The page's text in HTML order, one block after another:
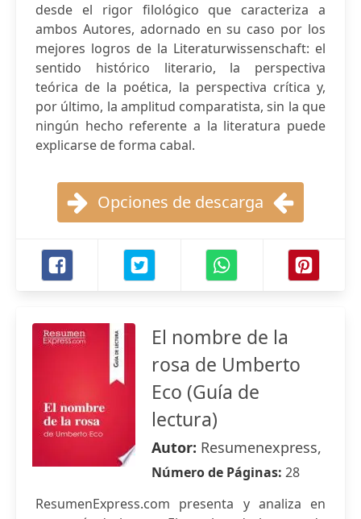
desde el rigor filológico que caracteriza a
ambos Autores, adornado en su caso por los
mejores logros de la Literaturwissenschaft: el
sentido histórico literario, la perspectiva
teórica de la poética, la perspectiva crítica y,
por último, la amplitud comparatista, sin la que
ningún hecho referente a la literatura puede
explicarse de forma cabal.
Opciones de descarga
El nombre de la
rosa de Umberto
Eco (Guía de
lectura)
Autor: Resumenexpress,
Número de Páginas: 28
ResumenExpress.com presenta y analiza en